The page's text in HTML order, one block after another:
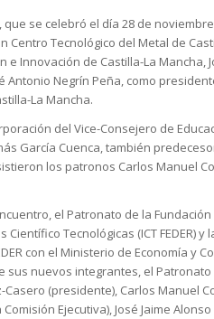
se celebró el día 28 de
Centro Tecnológico del Metal de
e Innovación de Castilla-La Mancha,
Antonio Negrín Peña, como
La Mancha.
del Vice-Consejero de
García Cuenca, también
los patronos Carlos Manuel
el Patronato de la
Tecnológicas (ICT FEDER)
con el Ministerio de Economía y
sus nuevos integrantes, el
(presidente), Carlos Manuel
Ejecutiva), José Jaime